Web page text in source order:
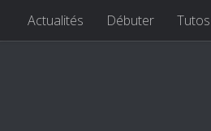
Skip to content
Actualités Débuter Tutos